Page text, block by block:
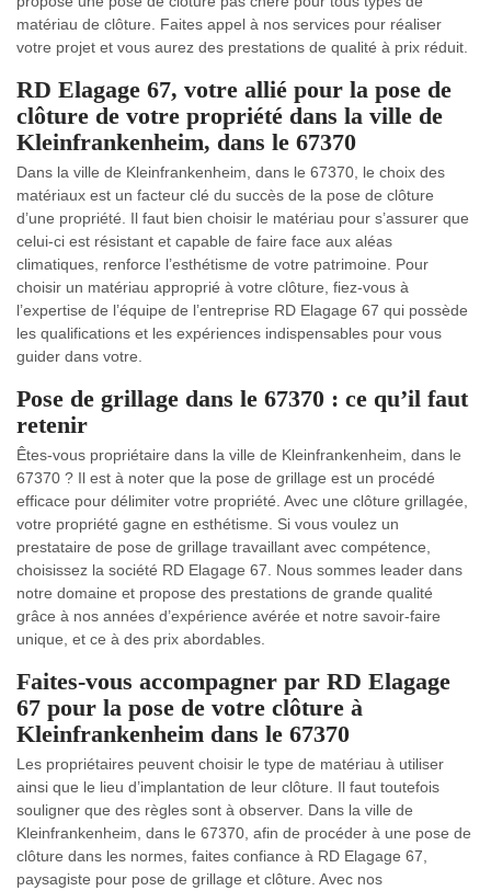
matériau de clôture. Faites appel à nos services pour réaliser
votre projet et vous aurez des prestations de qualité à prix réduit.
RD Elagage 67, votre allié pour la pose de
clôture de votre propriété dans la ville de
Kleinfrankenheim, dans le 67370
Dans la ville de Kleinfrankenheim, dans le 67370, le choix des
matériaux est un facteur clé du succès de la pose de clôture
d’une propriété. Il faut bien choisir le matériau pour s’assurer que
celui-ci est résistant et capable de faire face aux aléas
climatiques, renforce l’esthétisme de votre patrimoine. Pour
choisir un matériau approprié à votre clôture, fiez-vous à
l’expertise de l’équipe de l’entreprise RD Elagage 67 qui possède
les qualifications et les expériences indispensables pour vous
guider dans votre.
Pose de grillage dans le 67370 : ce qu’il faut
retenir
Êtes-vous propriétaire dans la ville de Kleinfrankenheim, dans le
67370 ? Il est à noter que la pose de grillage est un procédé
efficace pour délimiter votre propriété. Avec une clôture grillagée,
votre propriété gagne en esthétisme. Si vous voulez un
prestataire de pose de grillage travaillant avec compétence,
choisissez la société RD Elagage 67. Nous sommes leader dans
notre domaine et propose des prestations de grande qualité
grâce à nos années d’expérience avérée et notre savoir-faire
unique, et ce à des prix abordables.
Faites-vous accompagner par RD Elagage
67 pour la pose de votre clôture à
Kleinfrankenheim dans le 67370
Les propriétaires peuvent choisir le type de matériau à utiliser
ainsi que le lieu d’implantation de leur clôture. Il faut toutefois
souligner que des règles sont à observer. Dans la ville de
Kleinfrankenheim, dans le 67370, afin de procéder à une pose de
clôture dans les normes, faites confiance à RD Elagage 67,
paysagiste pour pose de grillage et clôture. Avec nos